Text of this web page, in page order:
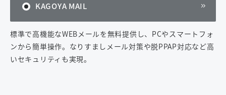
KAGOYA MAIL
標準で高機能なWEBメールを無料提供し、PCやスマートフォ
ンから簡単操作。なりすましメール対策や脱PPAP対応など高
いセキュリティも実現。